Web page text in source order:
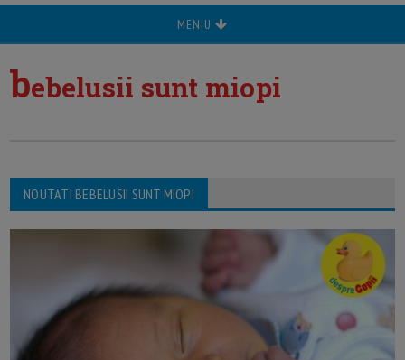
MENIU
bebelusii sunt miopi
NOUTATI BEBELUSII SUNT MIOPI